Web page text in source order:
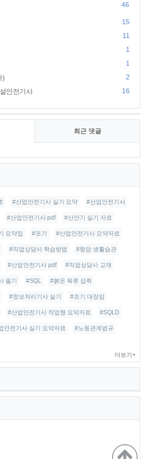
46
15
11
1
1
)
2
안전기사
16
최근 댓글
#산업안전기사 실기 요약 #산업안전기사
#산업안전기사.pdf #산안기 실기 자료
요약집 #포기 #산업안전기사 요약자료
#직업상담사 학습방법 #항암 생활습관
#산업안전기사 pdf #직업상담사 교재
필기 #SQL #붉은 육류 섭취
#정보처리기사 실기 #조기 대장암
#산업안전기사 작업형 요약자료 #SQLD
안전기사 실기 요약자료 #노동관계법규
더보기+